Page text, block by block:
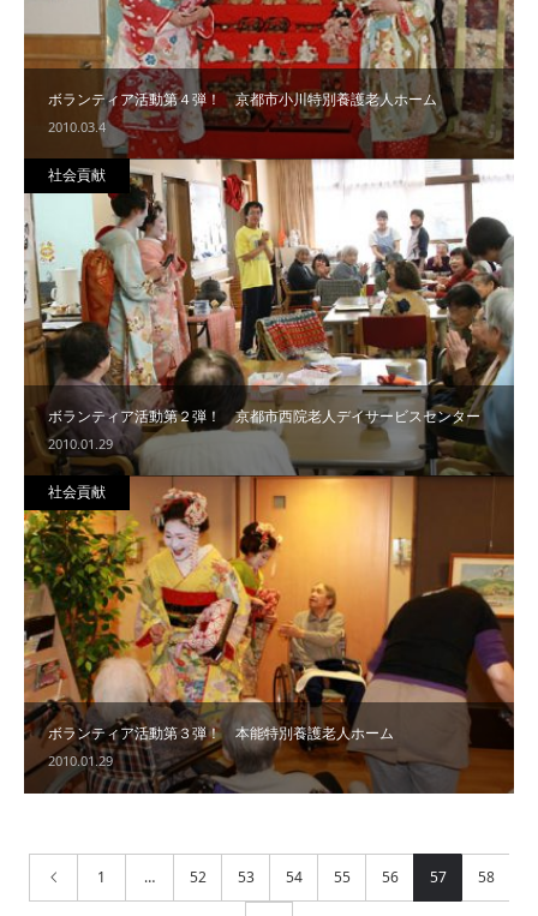
ボランティア活動第４弾！ 京都市小川特別養護老人ホーム
2010.03.4
ボランティア活動第２弾！ 京都市西院老人デイサービスセンター
2010.01.29
社会貢献
ボランティア活動第３弾！ 本能特別養護老人ホーム
2010.01.29
社会貢献
1 … 52 53 54 55 56 57 58